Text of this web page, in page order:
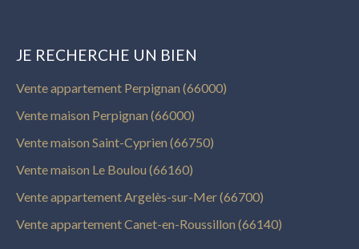
JE RECHERCHE UN BIEN
Vente appartement Perpignan (66000)
Vente maison Perpignan (66000)
Vente maison Saint-Cyprien (66750)
Vente maison Le Boulou (66160)
Vente appartement Argelès-sur-Mer (66700)
Vente appartement Canet-en-Roussillon (66140)